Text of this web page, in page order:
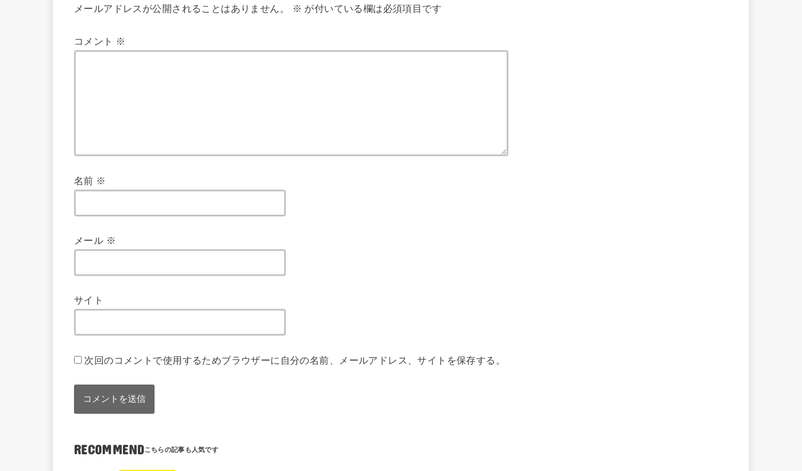
メールアドレスが公開されることはありません。 ※ が付いている欄は必須項目です
コメント ※
名前 ※
メール ※
サイト
次回のコメントで使用するためブラウザーに自分の名前、メールアドレス、サイトを保存する。
RECOMMEND